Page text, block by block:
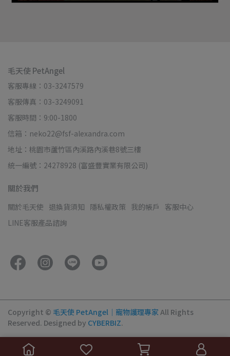
毛天使 PetAngel
客服專線：03-3247579
客服傳真：03-3249091
客服時間：9:00-1800
信箱：neko22@fsf-alexandra.com
地址：桃園市蘆竹區內溪路內溪巷8號三樓
統一編號：24278928 (富盛豐實業有限公司)
關於我們
關於毛天使 退換貨須知 隱私權政策 我的帳戶
客服中心
LINE客服產品諮詢
Copyright © 毛天使 PetAngel｜寵物護理專家All Rights
Reserved. Designed by CYBERBIZ.